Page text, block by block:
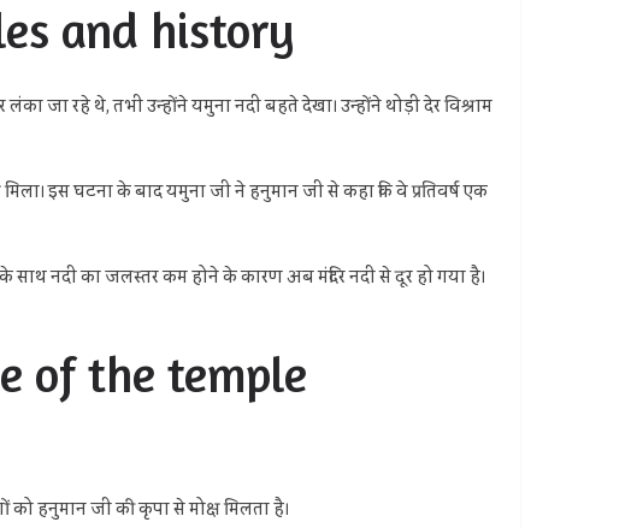
and history
जा रहे थे, तभी उन्होंने यमुना नदी बहते देखा। उन्होंने थोड़ी देर विश्राम
इस घटना के बाद यमुना जी ने हनुमान जी से कहा कि वे प्रतिवर्ष एक
नदी का जलस्तर कम होने के कारण अब मंदिर नदी से दूर हो गया है।
of the temple
हनुमान जी की कृपा से मोक्ष मिलता है।